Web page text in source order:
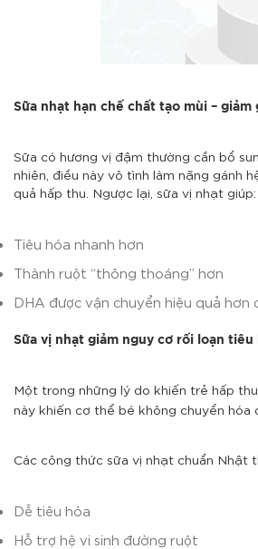
Sữa nhạt hạn chế chất tạo mùi –
Sữa có hương vị đậm thường cần bổ
nhiên, điều này vô tình làm nặng gánh
quả hấp thu. Ngược lại, sữa vị nhạt giúp:
Tiêu hóa nhanh hơn
Thành ruột “thông thoáng” hơn
DHA được vận chuyển hiệu quả hơn
Sữa vị nhạt giảm nguy cơ rối loạn
Một trong những lý do khiến trẻ hấp
này khiến cơ thể bé không chuyển
Các công thức sữa vị nhạt chuẩn Nhật
Dễ tiêu hóa
Hỗ trợ hệ vi sinh đường ruột